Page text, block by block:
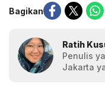
Bagikan
Ratih
Penulis
Jakarta